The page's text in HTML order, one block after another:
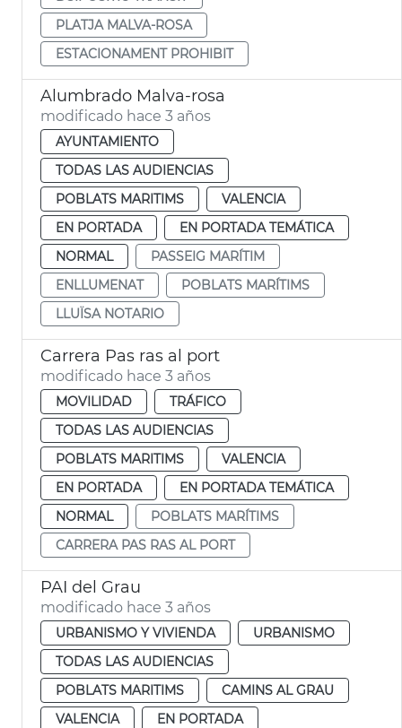
PLATJA MALVA-ROSA
ESTACIONAMENT PROHIBIT
Alumbrado Malva-rosa
modificado hace 3 años
AYUNTAMIENTO
TODAS LAS AUDIENCIAS
POBLATS MARITIMS
VALENCIA
EN PORTADA
EN PORTADA TEMÁTICA
NORMAL
PASSEIG MARÍTIM
ENLLUMENAT
POBLATS MARÍTIMS
LLUÏSA NOTARIO
Carrera Pas ras al port
modificado hace 3 años
MOVILIDAD
TRÁFICO
TODAS LAS AUDIENCIAS
POBLATS MARITIMS
VALENCIA
EN PORTADA
EN PORTADA TEMÁTICA
NORMAL
POBLATS MARÍTIMS
CARRERA PAS RAS AL PORT
PAI del Grau
modificado hace 3 años
URBANISMO Y VIVIENDA
URBANISMO
TODAS LAS AUDIENCIAS
POBLATS MARITIMS
CAMINS AL GRAU
VALENCIA
EN PORTADA